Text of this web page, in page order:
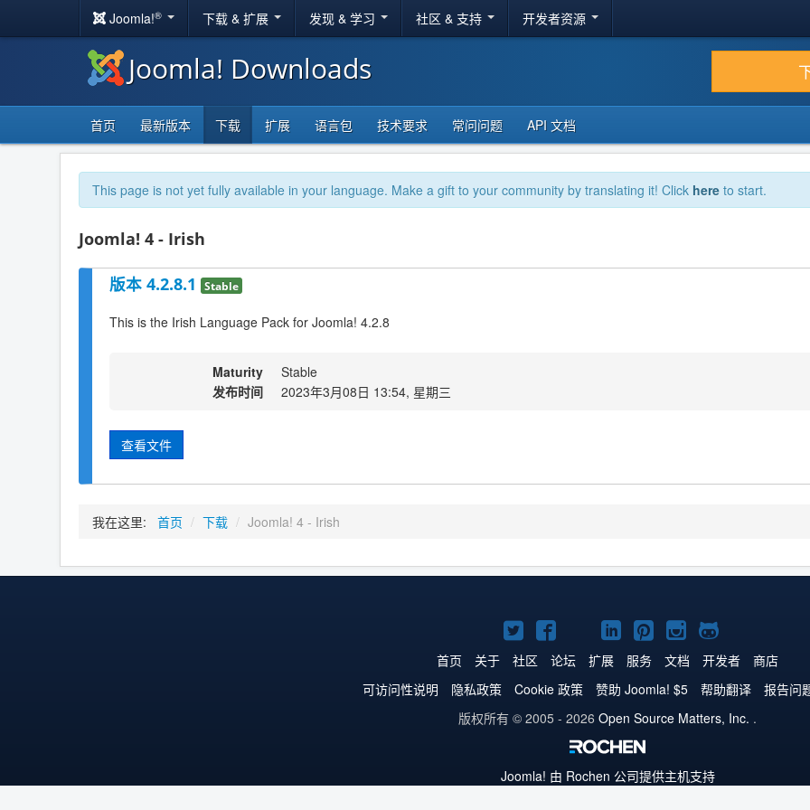
Joomla!® 下载 & 扩展 发现 & 学习 社区 & 支持 开发者资源
Joomla! Downloads
首页 最新版本 下载 扩展 语言包 技术要求 常问问题 API 文档
This page is not yet fully available in your language. Make a gift to your community by translating it! Click here to start.
Joomla! 4 - Irish
版本 4.2.8.1 Stable
This is the Irish Language Pack for Joomla! 4.2.8
Maturity
Stable
发布时间
2023年3月08日 13:54, 星期三
查看文件
我在这里: 首页 / 下载 / Joomla! 4 - Irish
Twitter
主
页
Facebook
主
页
YouTube
主
页
LinkedIn
主
页
Pinterest
主
页
Instagram
主
页
GitHub
主
页
首页 关于 社区 论坛 扩展 服务 文档 开发者
商店
可访问性说明
隐私政策 Cookie 政策 赞助 Joomla! $5 帮助翻译
报告问
版权所有 © 2005 - 2026 Open Source Matters, Inc. .
Joomla! 由 Rochen 公司提供主机支持